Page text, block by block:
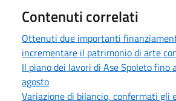
Contenuti correlati
Ottenuti due importanti
incrementare il patrimonio di arte
Il piano dei lavori di Ase Spoleto fino
agosto
Variazione di bilancio, confermati gli